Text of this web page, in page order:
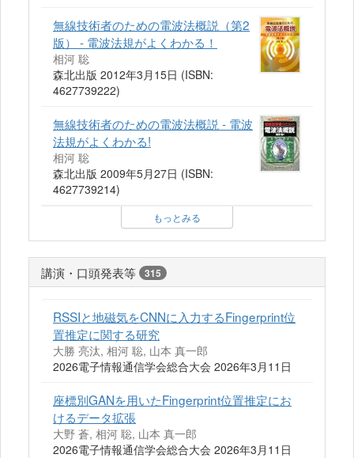
無線技術者のための電波法概説（第2
版） - 電波法規がよくわかる！
相河 聡
森北出版 2012年3月15日 (ISBN:
4627739222)
無線技術者のための電波法概説 - 電波
法規がよくわかる!
相河 聡
森北出版 2009年5月27日 (ISBN:
4627739214)
もっとみる
講演・口頭発表等 315
RSSIと地磁気をCNNに入力するFingerprint位
置推定に関する研究
大勝 亮汰, 相河 聡, 山本 真一郎
2026電子情報通信学会総合大会 2026年3月11日
座標別GANを用いたFingerprint位置推定にお
けるデータ拡張
大野 蒼, 相河 聡, 山本 真一郎
2026電子情報通信学会総合大会 2026年3月11日